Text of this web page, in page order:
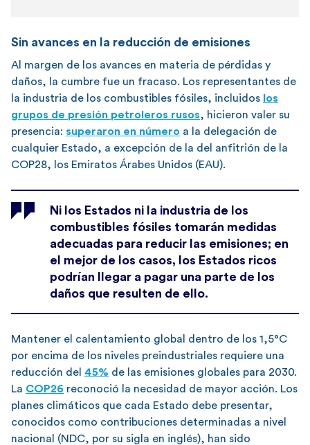
Sin avances en la reducción de emisiones
Al margen de los avances en materia de pérdidas y
daños, la cumbre fue un fracaso. Los representantes de
la industria de los combustibles fósiles, incluidos los
grupos de presión petroleros rusos, hicieron valer su
presencia: superaron en número a la delegación de
cualquier Estado, a excepción de la del anfitrión de la
COP28, los Emiratos Árabes Unidos (EAU).
Ni los Estados ni la industria de los
combustibles fósiles tomarán medidas
adecuadas para reducir las emisiones; en
el mejor de los casos, los Estados ricos
podrían llegar a pagar una parte de los
daños que resulten de ello.
Mantener el calentamiento global dentro de los 1,5°C
por encima de los niveles preindustriales requiere una
reducción del 45% de las emisiones globales para 2030.
La COP26 reconoció la necesidad de mayor acción. Los
planes climáticos que cada Estado debe presentar,
conocidos como contribuciones determinadas a nivel
nacional (NDC, por su sigla en inglés), han sido